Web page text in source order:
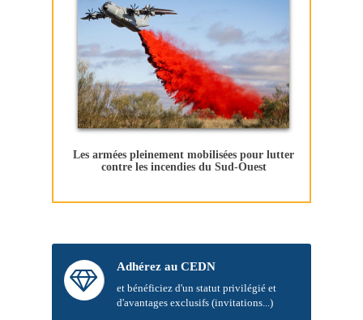
Les armées pleinement mobilisées pour lutter
contre les incendies du Sud-Ouest
Adhérez au CEDN
et bénéficiez d'un statut privilégié et
d'avantages exclusifs (invitations...)